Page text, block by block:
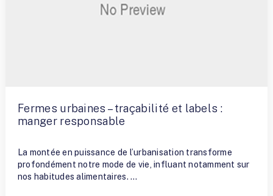
Fermes urbaines – traçabilité et labels :
manger responsable
La montée en puissance de l’urbanisation transforme
profondément notre mode de vie, influant notamment sur
nos habitudes alimentaires. …